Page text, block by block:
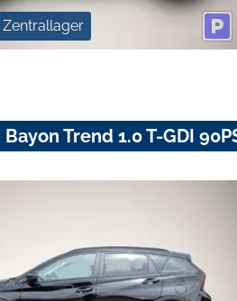
Trend 1.0 T-GDI